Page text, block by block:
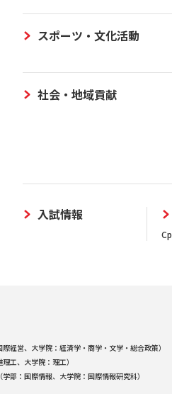
スポーツ・文化活動
社会・地域貢献
入試情報
経営、大学院：経済学・商学・文学・総合政策）
工、大学院：理工）
部：国際情報、大学院：国際情報研究科）